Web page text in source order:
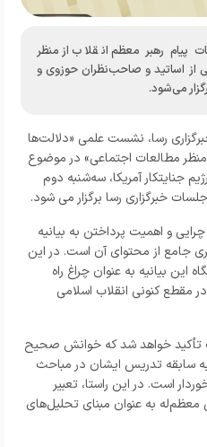
پیام رهبر معظم انقلاب از منظر
از اساتید و صاحب‌نظران حوزوی و
می‌شود.
رسا، نشست علمی «دلالت‌ها
منظر مطالعات اجتماعی» در موضوع
جنایتکار آمریکا، سه‌شنبه دوم
و اهمیت پرداختن به بیانیه
جامع از محتوای آن است. در این
این بیانیه به عنوان چراغ راه
مقطع کنونی انقلاب اسلامی
تأکید خواهد شد که خوانش صحیح
سابقه تدریس ایشان در مباحث
است. در این راستا، تعبیر
به عنوان مبنای تحلیل‌های